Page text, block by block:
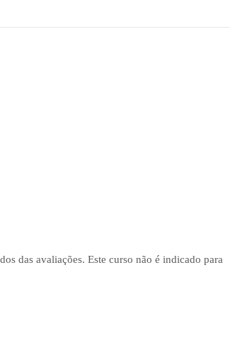
das avaliações. Este curso não é indicado para